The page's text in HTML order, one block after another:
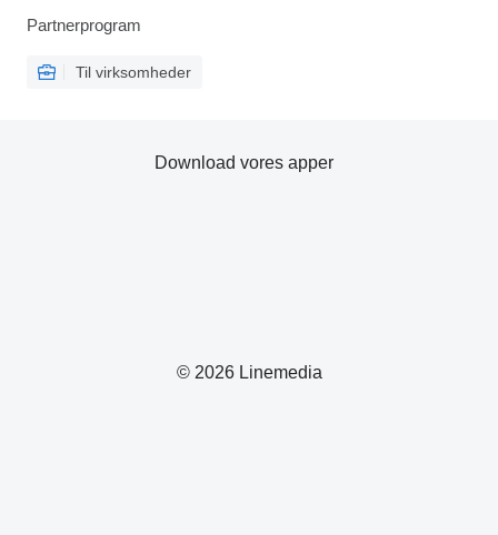
Partnerprogram
Til virksomheder
© 2026 Linemedia
Download vores apper